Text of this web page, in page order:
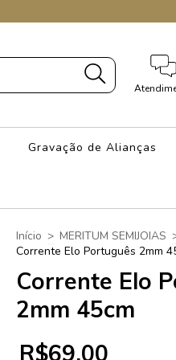
Gravação de Alianças
Início > MERITUM SEMIJOIAS
Corrente Elo Português 2mm
Corrente Elo
2mm 45cm
R$69,00